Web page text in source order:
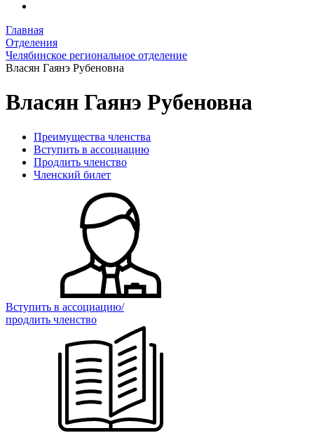
Главная
Отделения
Челябинское региональное отделение
Власян Гаянэ Рубеновна
Власян Гаянэ Рубеновна
Преимущества членства
Вступить в ассоциацию
Продлить членство
Членский билет
Вступить в ассоциацию/
продлить членство